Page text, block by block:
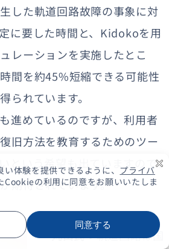
した軌道回路故障の事象に対
に要した時間と、Kidokoを用
レーションを実施したとこ
間を約45%短縮できる可能性
られています。
進めているのですが、利用者
旧方法を教育するためのツー
という希望も出ていますので、
期待されています。
丸山氏：軌道回路は国